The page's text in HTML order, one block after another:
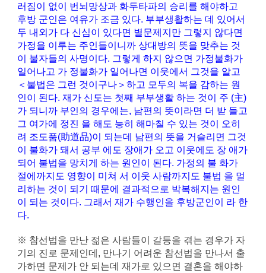
러짐이 없이 번뇌망상과 화두타파의 승리를 해야하고
후방 군인은 여유가 조금 있다. 부부생활하는 데 있어서
두 내외가 다 신심이 있다면 별문제지만 그렇지 않다면
가정을 이루는 주인들이니까 상대방의 뜻을 맞추는 것
이 불자들의 사명이다. 그렇게 하지 않으면 가정불화가
일어나고 가 정불화가 일어나면 이웃에서 그것을 알고
＜불법은 그런 것이구나＞하고 모두의 복을 감하는 원
인이 된다. 재가 신도는 첫째 부부생활 하는 것이 주 (主)
가 되니까 부인의 경우에는, 남편의 뜻이라면 더 받 들고
그 여가에 정진 을 해도 능히 해마칠 수 있는 것이 오히
려 조도품(助道品)이 되는데 남편의 뜻을 거슬리면 그것
이 불화가 돼서 공부 에도 장애가 오고 이웃에도 장 애가
되어 불법을 망치게 하는 원인이 된다. 가정의 불 화가
절에까지도 영향이 미쳐 서 이웃 사람까지도 불법 을 멀
리하는 것이 되기 때문에 결과적으로 박복해지는 원인
이 되는 것이다. 그래서 재가 수행인을 후방군인이 라 한
다.
※ 참선법을 만난 젊은 사람들이 갈등을 겪는 경우가 자
기의 진로 문제인데, 만나기 어려운 참선법을 만나서 출
가하면 문제가 안 되는데 재가로 있으면 결혼을 해야하